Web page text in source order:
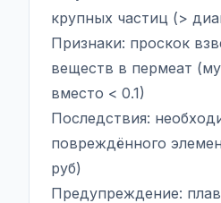
крупных частиц (>
Признаки: проскок
веществ в пермеат
вместо < 0.1)
Последствия:
повреждённого
руб)
Предупреждение: